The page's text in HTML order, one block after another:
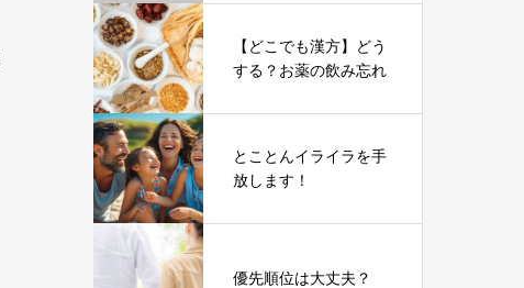
【どこでも漢方】どう
する？お薬の飲み忘れ
とことんイライラを手
放します！
優先順位は大丈夫？